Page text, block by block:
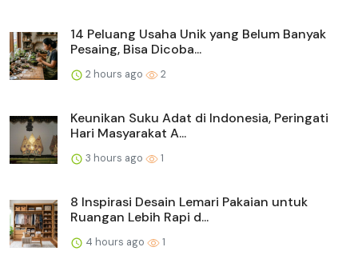
14 Peluang Usaha Unik yang Belum Banyak
Pesaing, Bisa Dicoba...
2 hours ago 2
Keunikan Suku Adat di Indonesia, Peringati
Hari Masyarakat A...
3 hours ago 1
8 Inspirasi Desain Lemari Pakaian untuk
Ruangan Lebih Rapi d...
4 hours ago 1